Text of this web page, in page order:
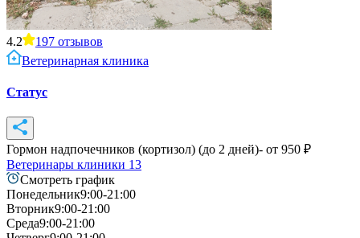
4.2 197 отзывов
Ветеринарная клиника
Статус
Гормон надпочечников (кортизол) (до 2 дней)- от 950 ₽
Ветеринары клиники 13
Смотреть график
Понедельник9:00-21:00
Вторник9:00-21:00
Среда9:00-21:00